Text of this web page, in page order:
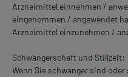
Arzneimittel einnehmen /
eingenommen / angewendet
Arzneimittel einzunehmen /
Schwangerschaft und Stillzeit:
Wenn Sie schwanger sind